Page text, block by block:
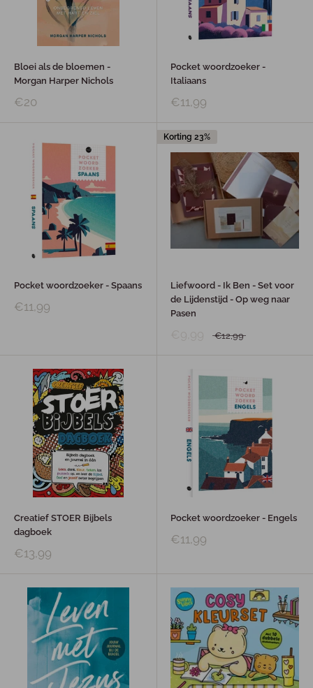
Bloei als de bloemen -
Morgan Harper Nichols
€20
Pocket woordzoeker -
Italiaans
€11,99
Pocket woordzoeker - Spaans
€11,99
Korting 23%
Liefwoord - Ik Ben - Set voor
de Lijdenstijd - Op weg naar
Pasen
€12,99
Creatief STOER Bijbels
dagboek
€13,99
Pocket woordzoeker - Engels
€11,99